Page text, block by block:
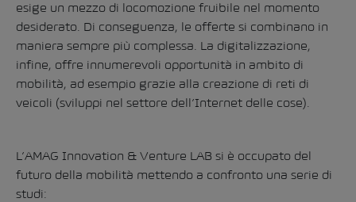
esige un mezzo di locomozione fruibile nel momento
desiderato. Di conseguenza, le offerte si combinano in
maniera sempre più complessa. La digitalizzazione,
infine, offre innumerevoli opportunità in ambito di
mobilità, ad esempio grazie alla creazione di reti di
veicoli (sviluppi nel settore dell’Internet delle cose).
L’AMAG Innovation & Venture LAB si è occupato del
futuro della mobilità mettendo a confronto una serie di
studi: